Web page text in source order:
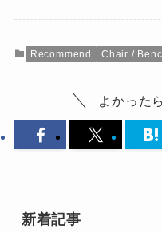
Recommend Chair /
よかった
新着記事